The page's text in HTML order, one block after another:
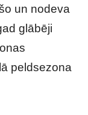
un nodeva
glābēji
peldsezona